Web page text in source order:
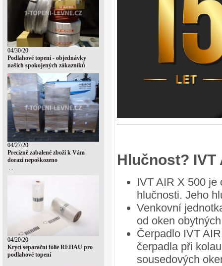
04/30/20
Podlahové topení - objednávky
našich spokojených zákazníků
04/27/20
Precizně zabalené zboží k Vám
dorazí nepoškozeno
...
04/20/20
Krycí separační fólie REHAU pro
podlahové topení
Hlučnost? IVT
IVT AIR X 500 je
hlučnosti. Jeho
Venkovní
od oken
Čerpadlo IVT
čerpadla při
sousedových